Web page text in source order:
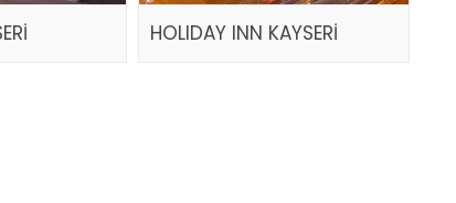
HOLIDAY INN KAYSERİ